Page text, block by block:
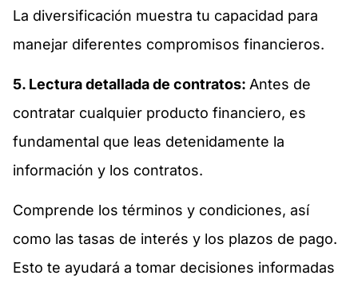
La diversificación muestra tu capacidad para
manejar diferentes compromisos financieros.
5. Lectura detallada de contratos: Antes de
contratar cualquier producto financiero, es
fundamental que leas detenidamente la
información y los contratos.
Comprende los términos y condiciones, así
como las tasas de interés y los plazos de pago.
Esto te ayudará a tomar decisiones informadas